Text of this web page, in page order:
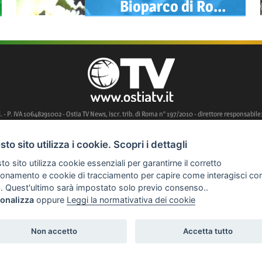
Bioparco di Roma:
più piccoli del mondo
- P. IVA 10648291002 - Ostia TV News, iscr. trib. di Roma n° 197/2010 - direttore
SUCCESSO PER QUALITÀ E PARTECIPAZIONE. CONSEGNATI DAL COMUNE DI FIUMICINO
SULLA SCALINATA DI REGINE PACIS A OSTIA
SCOMPARSA AD ACILIA ALL’ALBA DEL 22 LUGLIO
FUORIUSCITA DI GPL
sito utilizza i cookie. Scopri i dettagli
sito utilizza cookie essenziali per garantirne il corretto
e cookie di tracciamento per capire come interagisci
Quest'ultimo sarà impostato solo previo consenso..
oppure Leggi la normativativa dei cookie
Non accetto Accetta tutto